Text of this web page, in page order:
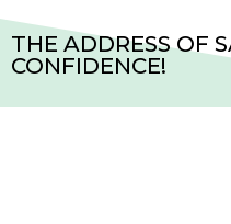
THE ADDRESS OF
CONFIDENCE!